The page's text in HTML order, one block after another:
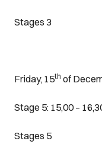
Stages 3
Friday, 15th of
Stage 5: 15,00 –
Stages 5